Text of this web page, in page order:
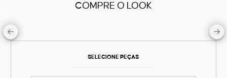
COMPRE O LOOK
SELECIONE PEÇAS